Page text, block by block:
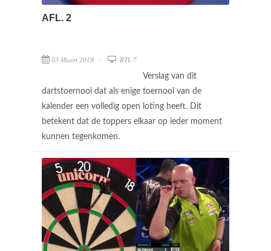
AFL. 2
03 Maart 2018 RTL 7
Verslag van dit
dartstoernooi dat als enige toernooi van de
kalender een volledig open loting heeft. Dit
betekent dat de toppers elkaar op ieder moment
kunnen tegenkomen.